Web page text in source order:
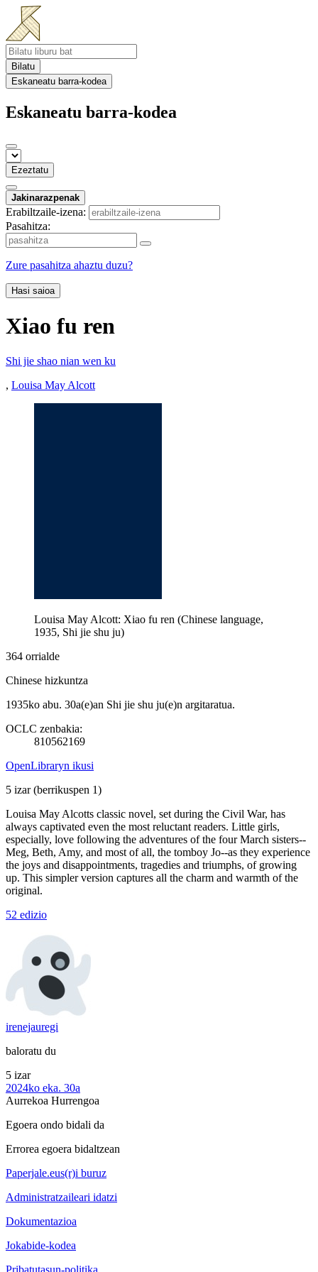
Bilatu
Eskaneatu barra-kodea
Eskaneatu barra-kodea
Ezeztatu
Jakinarazpenak
Erabiltzaile-izena:
Pasahitza:
Zure pasahitza ahaztu duzu?
Hasi saioa
Xiao fu ren
Shi jie shao nian wen ku
, Louisa May Alcott
Louisa May Alcott: Xiao fu ren (Chinese language,
1935, Shi jie shu ju)
364 orrialde
Chinese hizkuntza
1935ko abu. 30a(e)an Shi jie shu ju(e)n argitaratua.
OCLC zenbakia:
810562169
OpenLibraryn ikusi
5 izar(berrikuspen 1)
Louisa May Alcotts classic novel, set during the Civil War, has
always captivated even the most reluctant readers. Little girls,
especially, love following the adventures of the four March sisters--
Meg, Beth, Amy, and most of all, the tomboy Jo--as they experience
the joys and disappointments, tragedies and triumphs, of growing
up. This simpler version captures all the charm and warmth of the
original.
52 edizio
irenejauregi
baloratu du
5 izar
2024ko eka. 30a
Aurrekoa Hurrengoa
Egoera ondo bidali da
Errorea egoera bidaltzean
Paperjale.eus(r)i buruz
Administratzaileari idatzi
Dokumentazioa
Jokabide-kodea
Pribatutasun-politika